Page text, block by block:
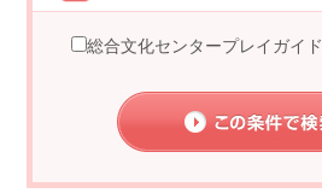
総合文化センタープレイガイド